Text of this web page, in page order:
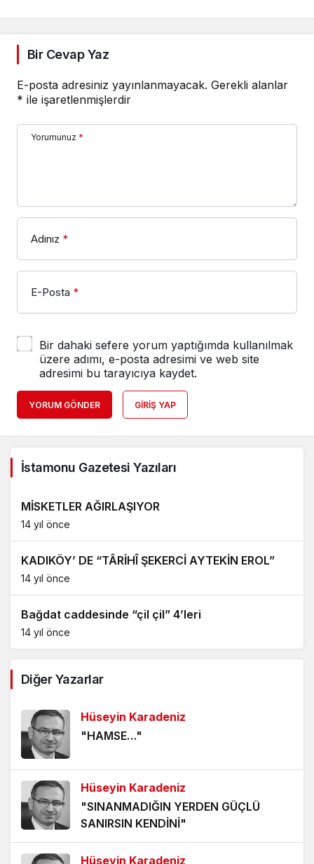
Bir Cevap Yaz
E-posta adresiniz yayınlanmayacak. Gerekli alanlar
* ile işaretlenmişlerdir
Yorumunuz *
Adınız *
E-Posta *
Bir dahaki sefere yorum yaptığımda kullanılmak
üzere adımı, e-posta adresimi ve web site
adresimi bu tarayıcıya kaydet.
YORUM GÖNDER GIRIŞ YAP
İstamonu Gazetesi Yazıları
MİSKETLER AĞIRLAŞIYOR
14 yıl önce
KADIKÖY’ DE “TÂRİHÎ ŞEKERCİ AYTEKİN EROL”
14 yıl önce
Bağdat caddesinde “çil çil” 4’leri
14 yıl önce
Diğer Yazarlar
Hüseyin Karadeniz
"HAMSE…"
Hüseyin Karadeniz
"SINANMADIĞIN YERDEN GÜÇLÜ
SANIRSIN KENDİNİ"
Hüseyin Karadeniz